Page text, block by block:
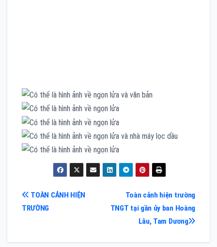
Điều
bài
Toàn cảnh hiện trường
TNGT tại gần ủy ban Hoàng
Lâu, Tam Dương
TOÀN CẢNH HIỆN
TRƯỜNG